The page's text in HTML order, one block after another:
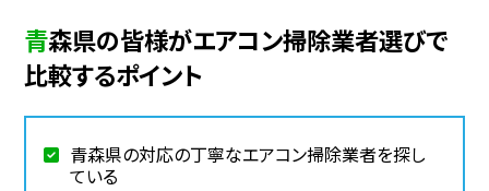
青森県の皆様がエアコン掃除業者選びで
比較するポイント
青森県の対応の丁寧なエアコン掃除業者を探し
ている